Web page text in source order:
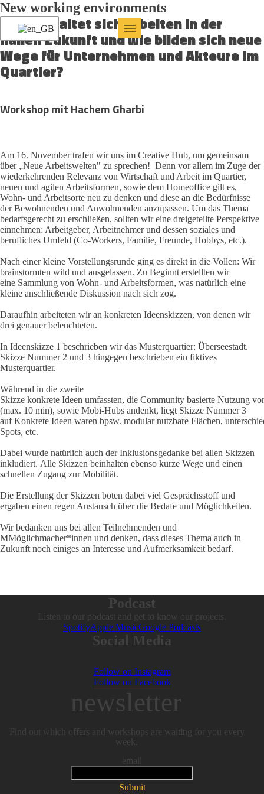
New working environments
Wie gestaltet sich Arbeiten in der
nahen Zukunft und wie bilden sich neue
Wege für Unternehmen und Akteure im
Quartier?
Workshop mit Hachem Gharbi
Am 16. November trafen wir uns im Creative Hub, um gemeinsam
über „Neue Arbeitswelten" zu sprechen! Denn vor allem im Zuge der
wiederkehrenden Relevanz von Wirtschaft und Arbeit im Quartier,
neuen und agilen Arbeitsformen, sowie dem Homeoffice gilt es,
Wohn- und Arbeitsorte neu zu denken und diese an die Bedürfnisse
der Bewohnenden und Anwohnenden anzupassen. Um das Thema
bedarfsgerecht zu erschließen, sollten wir eine dreigeteilte Perspektive
einnehmen: Arbeitgeber, Arbeitnehmer und dessen soziales und
berufliches Umfeld (Co-Workers, Familie, Freunde, Hobbys, etc.).
Nach einer kleine Vorstellungsrunde ging es direkt in die Vollen: Wir
brainstormten wild und ausgelassen. Zu Beginnt erstellten wir
eine Sammlung von Wohn- und Arbeitsformen, was natürlich eine
kleine anschließende Diskussion nach sich zog.
Daraufhin arbeiteten wir an konkreten Ideenskizzen, von denen wir
drei genauer beleuchteten.
In Ideenskizze 1 beschrieben wir das Musterquartier: Überseestadt.
Skizze Nummer 2 und 3 hingegen beschrieben ein fiktives
Musterquartier.
Während in die zweite
Skizze konkrete Ideen umfassten, die Community basierte Nutzung
(max. 10 min), sowie Mobi-Hubs ​andenkt, liegt Skizze Nummer 3
auf Konkrete Ideen waren bpsw. modular nutzbare Flächen,
Spots, etc.
Dabei wurde natürlich auch der Inklusionsgedanke bei allen Skizzen
inkludiert.​ Alle Skizzen beinhalten ebenso kurze Wege und einen
schnellen Zugang zur Mobilität.​
Die Erstellung der Skizzen boten dabei viel Gesprächsstoff und
ergaben einen regen Austausch über die Bedafe und Möglichkeiten.
Wir bedanken uns bei allen Teilnehmenden und
MMöglichmacher*innen und denken, dass dieses Thema auch in
Zukunft noch einiges an Interesse und Aufmerksamkeit bedarf.
Podcast
Listen to our podcast and get to know our projects.
SpotifyApple MusicGoogle Podcasts
Social Media
Follow on Instagram
Follow on Facebook
newsletter
Find out which offers and workshops are waiting for you every
week.
email
Submit